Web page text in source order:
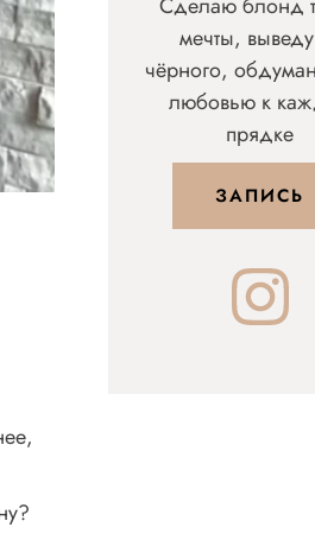
мечты,
чёрного,
любовью к
прядке
ЗАПИСЬ